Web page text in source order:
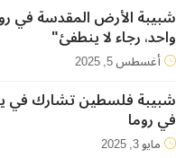
شبيبة الأرض المقدسة في
واحد، رجاء لا ينطفئ"
أغسطس 5, 2025
شبيبة فلسطين تشارك في
في روما
مايو 3, 2025